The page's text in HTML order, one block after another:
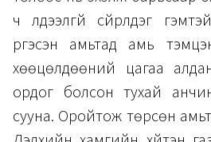
ч үлдээлгүй сүйрүүлдэг
үргэсэн амьтад амь
хөөцөлдөөний цагаа
ордог болсон тухай
сууна. Оройтож төрсөн